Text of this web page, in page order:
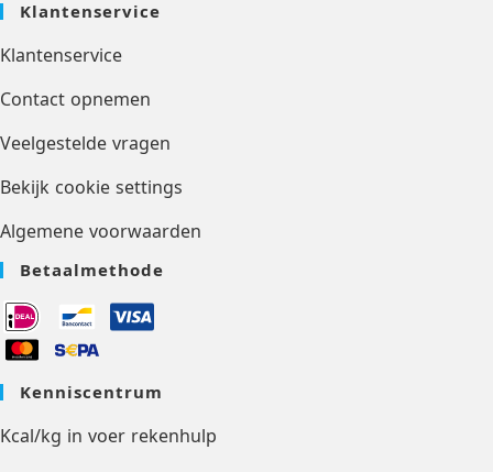
Klantenservice
Klantenservice
Contact opnemen
Veelgestelde vragen
Bekijk cookie settings
Algemene voorwaarden
Betaalmethode
Kenniscentrum
Kcal/kg in voer rekenhulp